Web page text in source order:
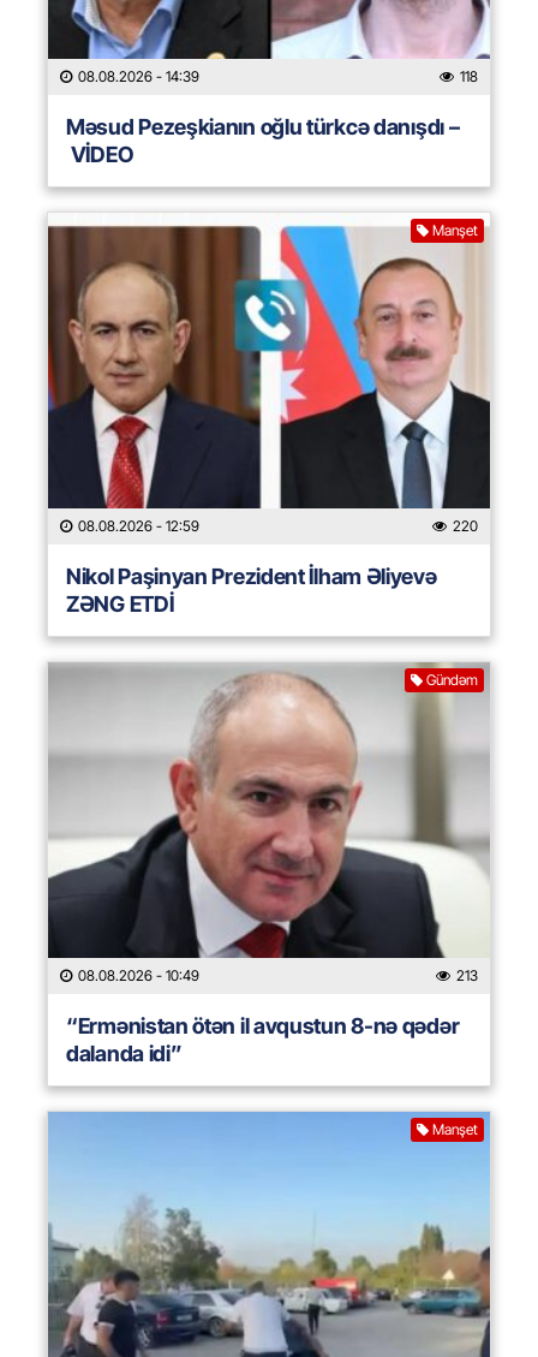
08.08.2026 - 14:39 118
Məsud Pezeşkianın oğlu türkcə danışdı –
VİDEO
Manşet
08.08.2026 - 12:59 220
Nikol Paşinyan Prezident İlham Əliyevə
ZƏNG ETDİ
Gündəm
08.08.2026 - 10:49 213
“Ermənistan ötən il avqustun 8-nə qədər
dalanda idi”
Manşet